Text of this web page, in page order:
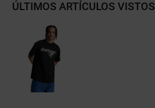
ÚLTIMOS ARTÍCULOS VISTOS